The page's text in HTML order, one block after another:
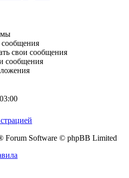
сообщения
свои сообщения
сообщения
Forum Software © phpBB Limited